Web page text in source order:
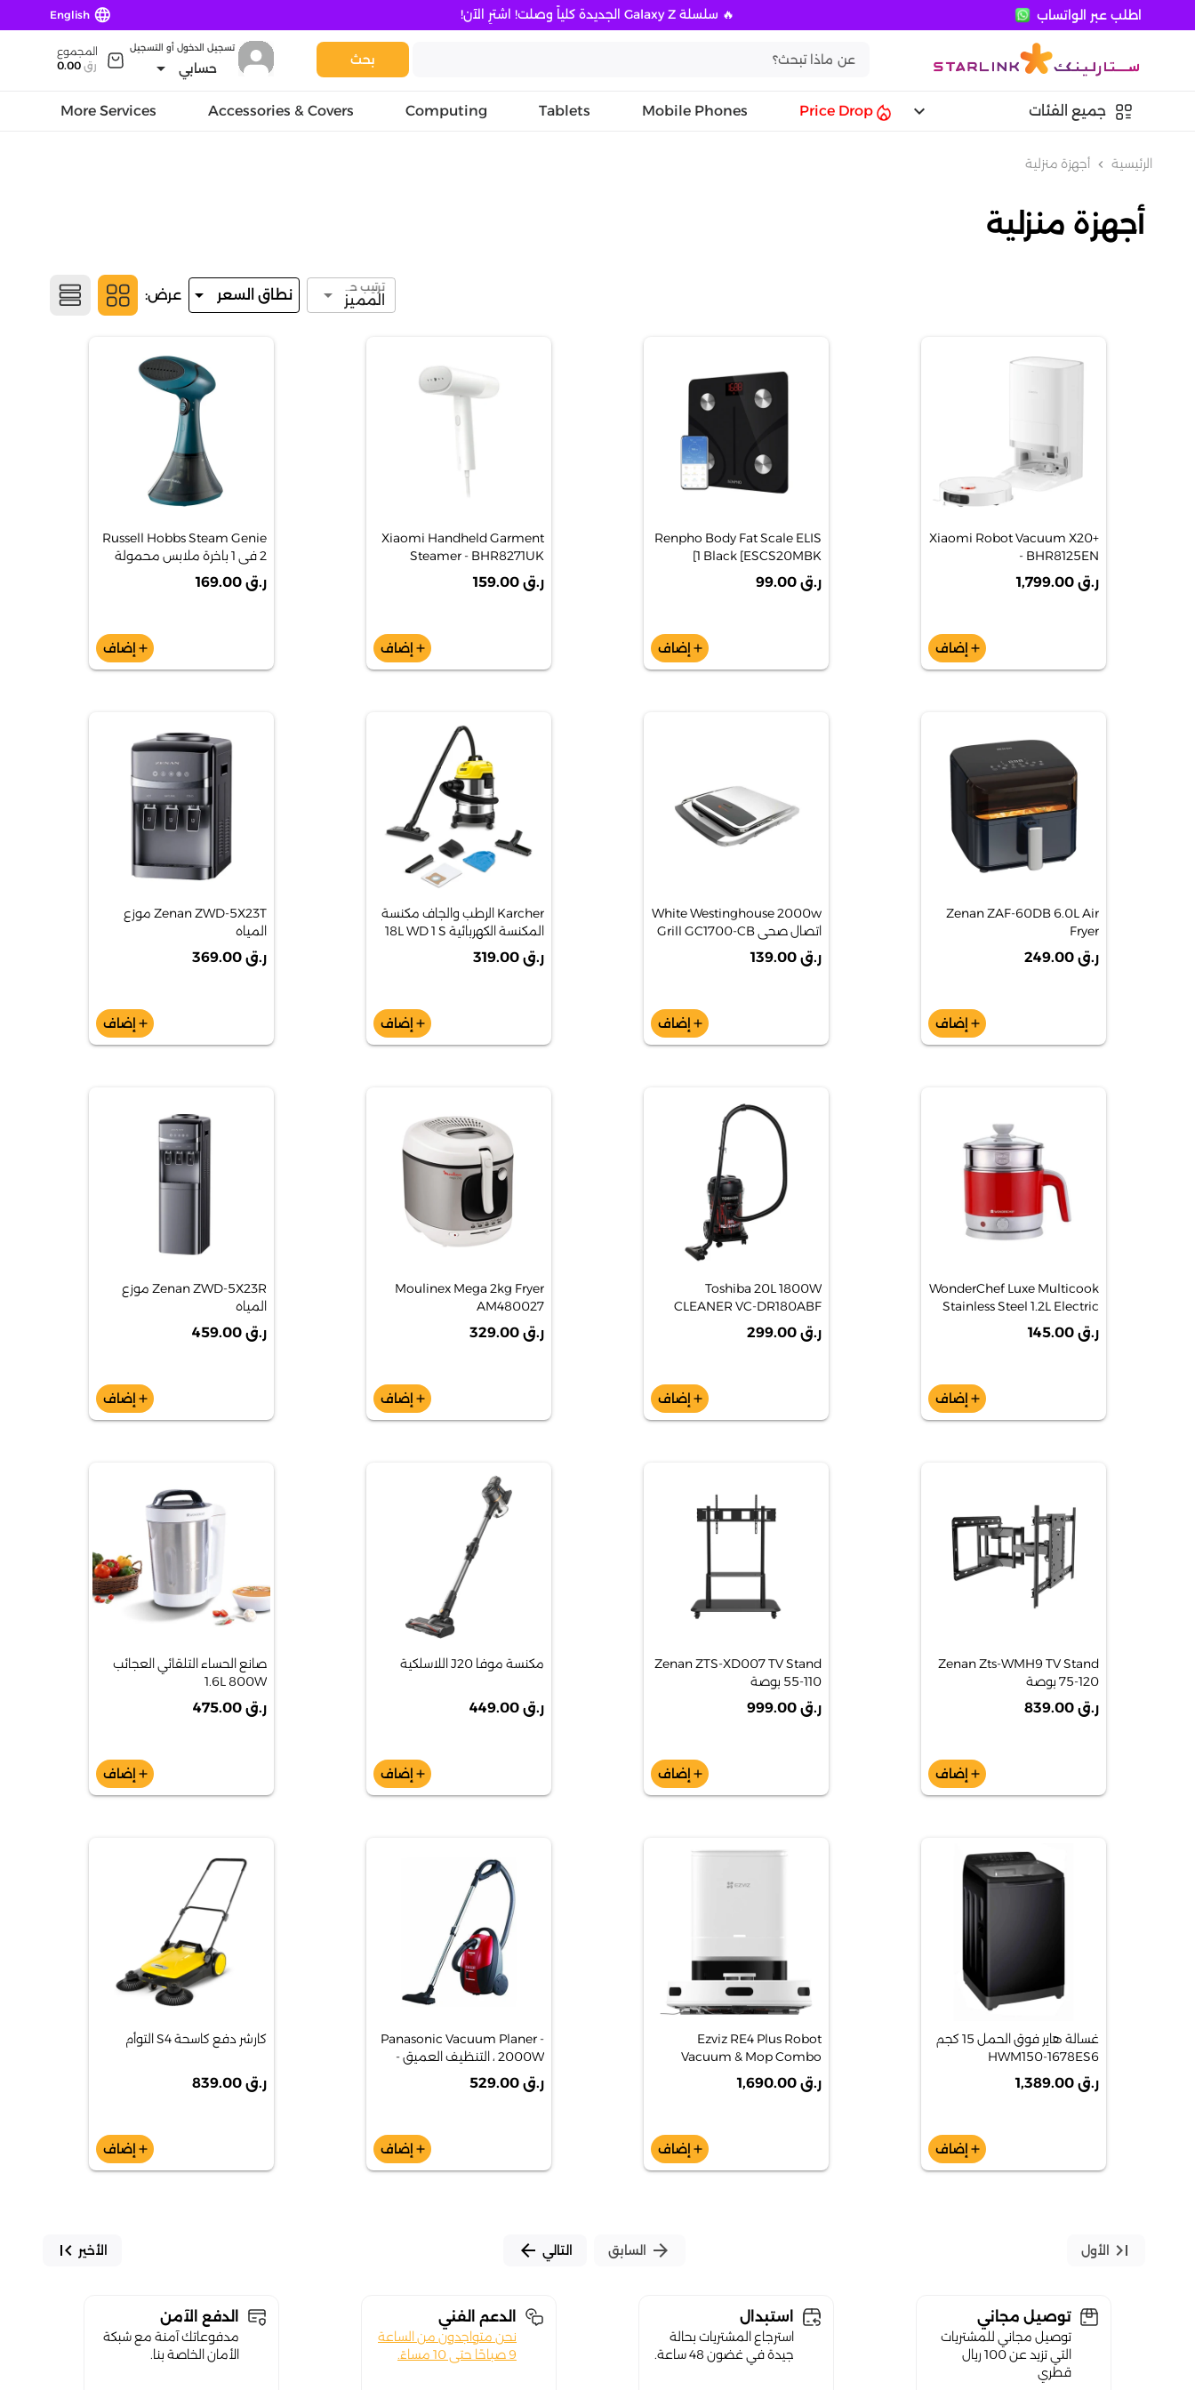
اطلب عبر الواتساب 🔥 سلسلة Galaxy Z الجديدة كلياً وصلت! اشترِ الآن! language
English
بحث
تسجيل الدخول أو التسجيل
حسابي arrow_drop_down
المجموع
رق 0.00
جميع الفئات keyboard_arrow_down
Price Drop
Mobile Phones
Tablets
Computing
Accessories & Covers
More Services
الرئيسية chevron_left أجهزة منزلية
أجهزة منزلية
ترتيب حسب
المميز arrow_drop_down نطاق السعر arrow_drop_down عرض:
Xiaomi Robot Vacuum X20+
- BHR8125EN
ر.ق 1,799.00
add إضاف
Renpho Body Fat Scale ELIS
1 Black [ESCS20MBK]
ر.ق 99.00
add إضاف
Xiaomi Handheld Garment
Steamer - BHR8271UK
ر.ق 159.00
add إضاف
Russell Hobbs Steam Genie
2 في 1 باخرة ملابس محمولة
ر.ق 169.00
add إضاف
Zenan ZAF-60DB 6.0L Air
Fryer
ر.ق 249.00
add إضاف
White Westinghouse 2000w
اتصال صحي Grill GC1700-CB
ر.ق 139.00
add إضاف
Karcher الرطب والجاف مكنسة
المكنسة الكهربائية 18L WD 1 S
الكلاسيكية
ر.ق 319.00
add إضاف
Zenan ZWD-5X23T موزع
المياه
ر.ق 369.00
add إضاف
WonderChef Luxe Multicook
Stainless Steel 1.2L Electric
Kettle 1000W
ر.ق 145.00
add إضاف
Toshiba 20L 1800W
CLEANER VC-DR180ABF
ر.ق 299.00
add إضاف
Moulinex Mega 2kg Fryer
AM480027
ر.ق 329.00
add إضاف
Zenan ZWD-5X23R موزع
المياه
ر.ق 459.00
add إضاف
Zenan Zts-WMH9 TV Stand
75-120 بوصة
ر.ق 839.00
add إضاف
Zenan ZTS-XD007 TV Stand
55-110 بوصة
ر.ق 999.00
add إضاف
مكنسة موفا J20 اللاسلكية
ر.ق 449.00
add إضاف
صانع الحساء التلقائي العجائب
1.6L 800W
ر.ق 475.00
add إضاف
غسالة هاير فوق الحمل 15 كجم
HWM150-1678ES6
ر.ق 1,389.00
add إضاف
Ezviz RE4 Plus Robot
Vacuum & Mop Combo
ر.ق 1,690.00
add إضاف
Panasonic Vacuum Planer -
2000W ، التنظيف العميق -
MC -CG713R747
ر.ق 529.00
add إضاف
كارشر دفع كاسحة S4 التوأم
ر.ق 839.00
add إضاف
last_page الأول arrow_forward السابق التالي arrow_back الأخير first_page
توصيل مجاني
توصيل مجاني للمشتريات
التي تزيد عن 100 ريال
قطري
استبدال
استرجاع المشتريات بحالة
جيدة في غضون 48 ساعة.
الدعم الفني
نحن متواجدون من الساعة
9 صباحًا حتى 10 مساءً.
الدفع الآمن
مدفوعاتك آمنة مع شبكة
الأمان الخاصة بنا.